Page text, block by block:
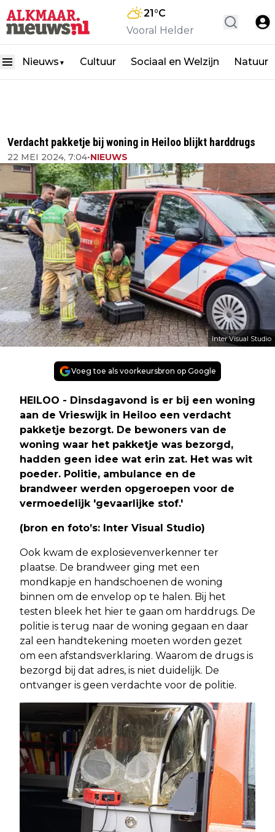
21°C
Vooral Helder
Nieuws ▼ Cultuur Sociaal en Welzijn Natuur
Verdacht pakketje bij woning in Heiloo blijkt harddrugs
22 MEI 2024, 7:04•NIEUWS
Inter Visual Studio
Voeg toe als voorkeursbron op Google
HEILOO - Dinsdagavond is er bij een woning
aan de Vrieswijk in Heiloo een verdacht
pakketje bezorgt. De bewoners van de
woning waar het pakketje was bezorgd,
hadden geen idee wat erin zat. Het was wit
poeder. Politie, ambulance en de
brandweer werden opgeroepen voor de
vermoedelijk 'gevaarlijke stof.'
(bron en foto’s: Inter Visual Studio)
Ook kwam de explosievenverkenner ter
plaatse. De brandweer ging met een
mondkapje en handschoenen de woning
binnen om de envelop op te halen. Bij het
testen bleek het hier te gaan om harddrugs. De
politie is terug naar de woning gegaan en daar
zal een handtekening moeten worden gezet
om een afstandsverklaring. Waarom de drugs is
bezorgd bij dat adres, is niet duidelijk. De
ontvanger is geen verdachte voor de politie.